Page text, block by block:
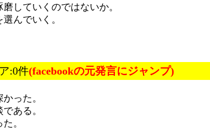
していくのではないか。
んでいく。
:0件(facebookの元発言にジャンプ)
った。
ある。
。